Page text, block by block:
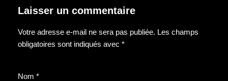
Laisser un commentaire
Votre adresse e-mail ne sera pas publiée. Les champs
obligatoires sont indiqués avec *
Nom *